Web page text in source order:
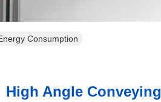
Consumption
High Angle